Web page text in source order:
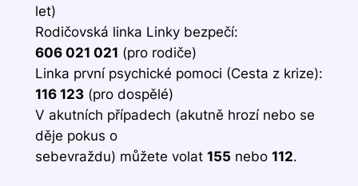
let)
Rodičovská linka Linky bezpečí:
606 021 021 (pro rodiče)
Linka první psychické pomoci (Cesta z krize):
116 123(pro dospělé)
V akutních případech (akutně hrozí nebo se
děje pokus o
sebevraždu) můžete volat 155nebo 112.